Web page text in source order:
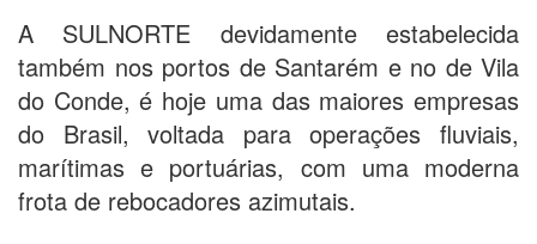
A SULNORTE devidamente estabelecida
também nos portos de Santarém e no de Vila
do Conde, é hoje uma das maiores empresas
do Brasil, voltada para operações fluviais,
marítimas e portuárias, com uma moderna
frota de rebocadores azimutais.